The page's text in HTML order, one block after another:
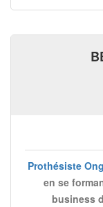
Prothésiste
en se
business